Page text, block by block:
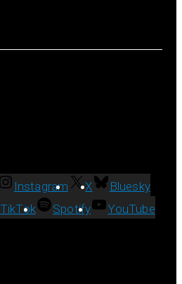
Instagram X
Bluesky
TikTok Spotify YouTube